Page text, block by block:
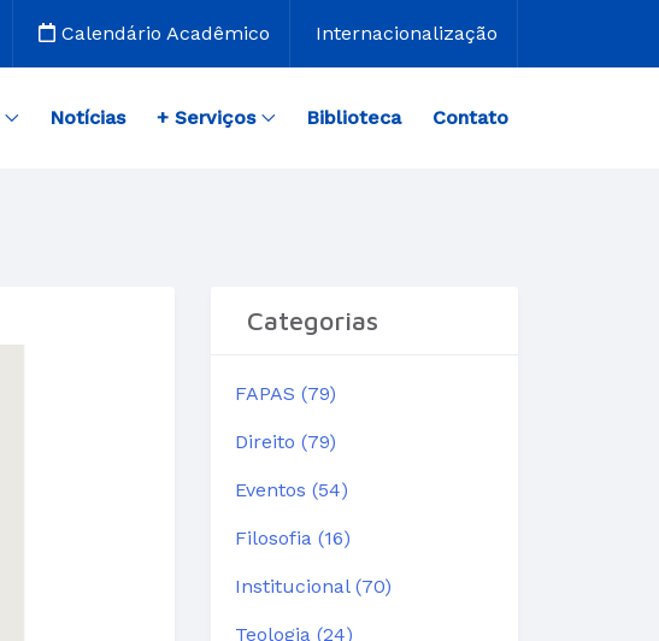
Calendário Acadêmico Internacionalização
Notícias + Serviços Biblioteca Contato
Categorias
FAPAS (79)
Direito (79)
Eventos (54)
Filosofia (16)
Institucional (70)
Teologia (24)